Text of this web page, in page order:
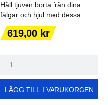
Håll tjuven borta från dina
fälgar och hjul med dessa...
Pris
619,00 kr
LÄGG TILL I VARUKORGEN